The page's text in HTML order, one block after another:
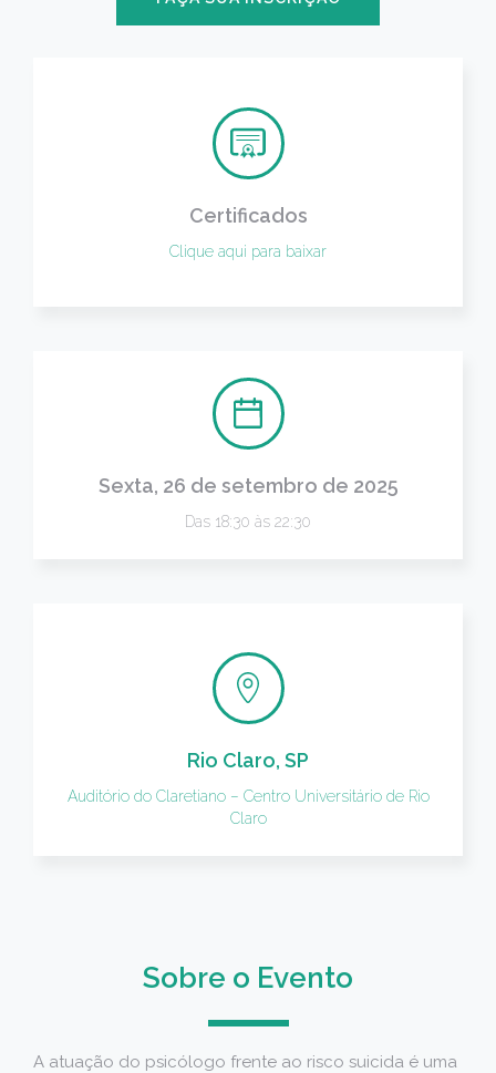
Certificados
Clique aqui para baixar
Sexta, 26 de setembro de 2025
Das 18:30 às 22:30
Rio Claro, SP
Auditório do Claretiano – Centro Universitário de Rio
Claro
Sobre o Evento
A atuação do psicólogo frente ao risco suicida é uma